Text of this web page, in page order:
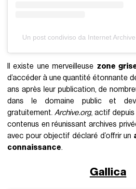
Un post condiviso da Internet
Il existe une merveilleuse zone
d’accéder à une quantité étonnante
ans après leur publication, de
dans le domaine public et
gratuitement.Archive.org, actif depuis
contenus en réunissant archives
avec pour objectif déclaré d’offrir un
connaissance.
Gallica